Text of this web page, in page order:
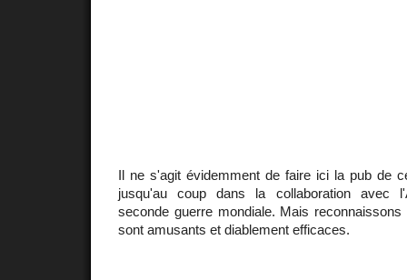
Il ne s'agit évidemment de faire ici la pub de
jusqu'au coup dans la collaboration avec
seconde guerre mondiale. Mais
sont amusants et diablement efficaces.